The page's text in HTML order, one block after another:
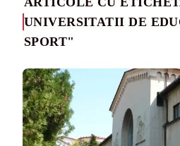
UNIVERSITATII DE
SPORT"